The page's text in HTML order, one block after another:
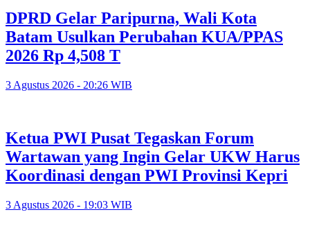
DPRD Gelar Paripurna, Wali Kota
Batam Usulkan Perubahan KUA/PPAS
2026 Rp 4,508 T
3 Agustus 2026 - 20:26 WIB
Ketua PWI Pusat Tegaskan Forum
Wartawan yang Ingin Gelar UKW Harus
Koordinasi dengan PWI Provinsi Kepri
3 Agustus 2026 - 19:03 WIB